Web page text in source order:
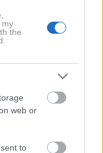
my
the
web or
to
Profimedia